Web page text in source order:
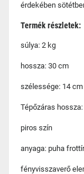
érdekében
Termék részletek:
súlya: 2 kg
hossza: 30 cm
szélessége: 14 cm
Tépőzáras
piros szín
anyaga: puha frottír
fényvisszaverő